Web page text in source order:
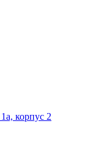
корпус 2